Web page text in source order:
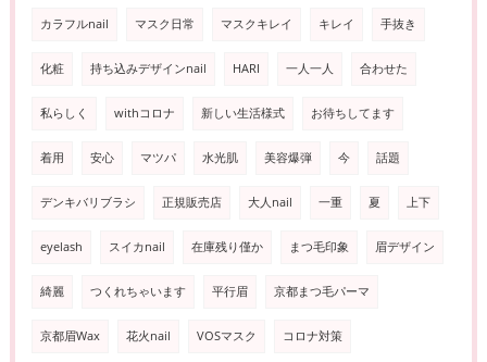
カラフルnail マスク日常 マスクキレイ キレイ 手抜き
化粧 持ち込みデザインnail HARI 一人一人 合わせた
私らしく withコロナ 新しい生活様式 お待ちしてます
着用 安心 マツパ 水光肌 美容爆弾 今 話題
デンキバリブラシ 正規販売店 大人nail 一重 夏 上下
eyelash スイカnail 在庫残り僅か まつ毛印象 眉デザイン
綺麗 つくれちゃいます 平行眉 京都まつ毛パーマ
京都眉Wax 花火nail VOSマスク コロナ対策